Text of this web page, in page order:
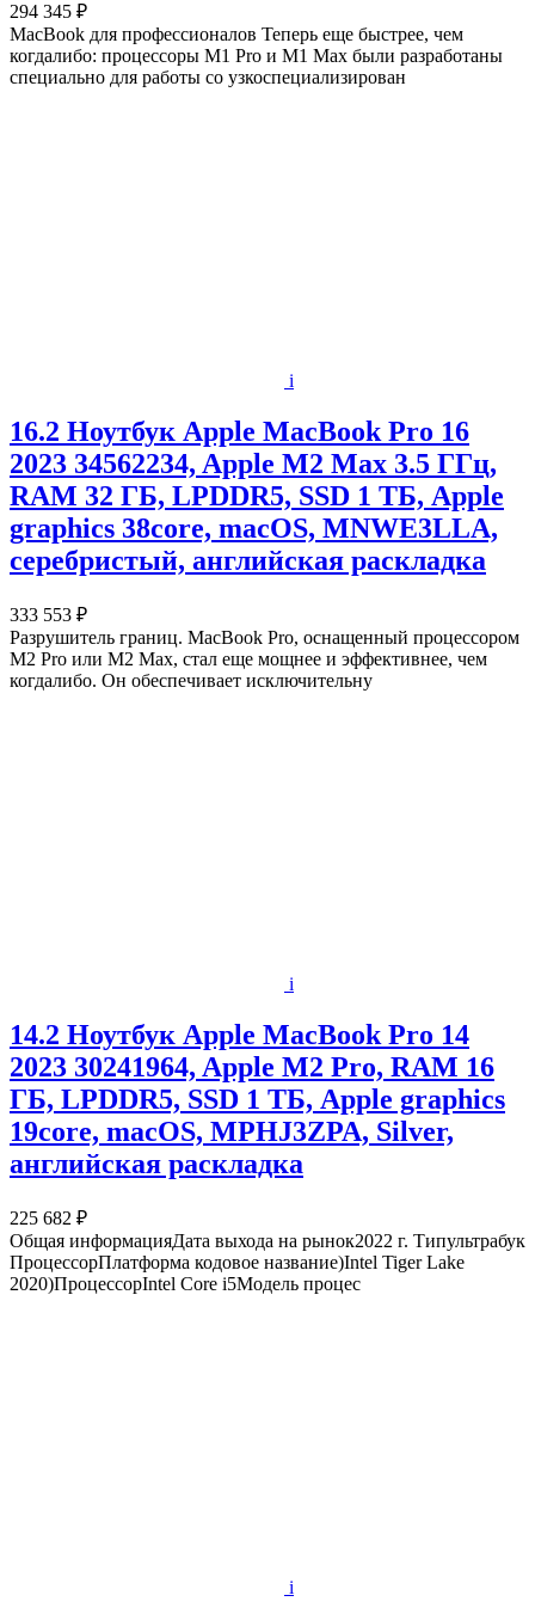
294 345 ₽
MacBook для профессионалов Теперь еще быстрее, чем
когдалибо: процессоры M1 Pro и M1 Max были разработаны
специально для работы со узкоспециализирован
i
16.2 Ноутбук Apple MacBook Pro 16
2023 34562234, Apple M2 Max 3.5 ГГц,
RAM 32 ГБ, LPDDR5, SSD 1 ТБ, Apple
graphics 38core, macOS, MNWE3LLA,
серебристый, английская раскладка
333 553 ₽
Разрушитель границ. MacBook Pro, оснащенный процессором
M2 Pro или M2 Max, стал еще мощнее и эффективнее, чем
когдалибо. Он обеспечивает исключительну
i
14.2 Ноутбук Apple MacBook Pro 14
2023 30241964, Apple M2 Pro, RAM 16
ГБ, LPDDR5, SSD 1 ТБ, Apple graphics
19core, macOS, MPHJ3ZPA, Silver,
английская раскладка
225 682 ₽
Общая информацияДата выхода на рынок2022 г. Типультрабук
ПроцессорПлатформа кодовое название)Intel Tiger Lake
2020)ПроцессорIntel Core i5Модель процес
i